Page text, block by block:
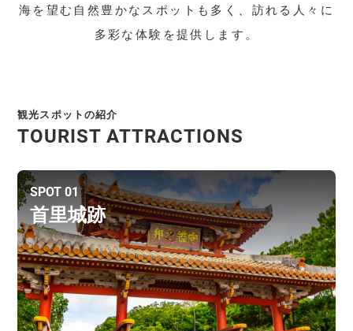
海を望む自然豊かなスポットも多く、訪れる人々に
多彩な体験を提供します。
観光スポットの紹介
TOURIST ATTRACTIONS
SPOT 01
首里城跡